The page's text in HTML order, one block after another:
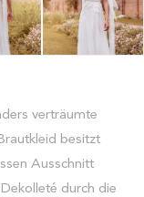
verträumte
besitzt
Ausschnitt
durch die